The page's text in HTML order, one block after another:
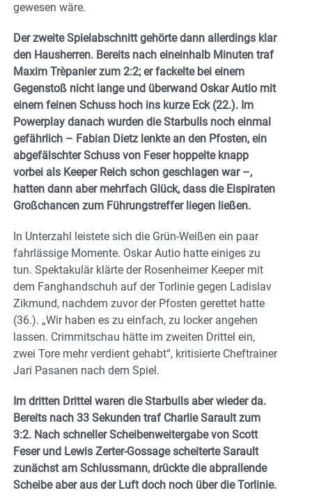
gewesen wäre.
Der zweite Spielabschnitt gehörte dann allerdings klar
den Hausherren. Bereits nach eineinhalb Minuten traf
Maxim Trèpanier zum 2:2; er fackelte bei einem
Gegenstoß nicht lange und überwand Oskar Autio mit
einem feinen Schuss hoch ins kurze Eck (22.). Im
Powerplay danach wurden die Starbulls noch einmal
gefährlich – Fabian Dietz lenkte an den Pfosten, ein
abgefälschter Schuss von Feser hoppelte knapp
vorbei als Keeper Reich schon geschlagen war –,
hatten dann aber mehrfach Glück, dass die Eispiraten
Großchancen zum Führungstreffer liegen ließen.
In Unterzahl leistete sich die Grün-Weißen ein paar
fahrlässige Momente. Oskar Autio hatte einiges zu
tun. Spektakulär klärte der Rosenheimer Keeper mit
dem Fanghandschuh auf der Torlinie gegen Ladislav
Zikmund, nachdem zuvor der Pfosten gerettet hatte
(36.). „Wir haben es zu einfach, zu locker angehen
lassen. Crimmitschau hätte im zweiten Drittel ein,
zwei Tore mehr verdient gehabt“, kritisierte Cheftrainer
Jari Pasanen nach dem Spiel.
Im dritten Drittel waren die Starbulls aber wieder da.
Bereits nach 33 Sekunden traf Charlie Sarault zum
3:2. Nach schneller Scheibenweitergabe von Scott
Feser und Lewis Zerter-Gossage scheiterte Sarault
zunächst am Schlussmann, drückte die abprallende
Scheibe aber aus der Luft doch noch über die Torlinie.